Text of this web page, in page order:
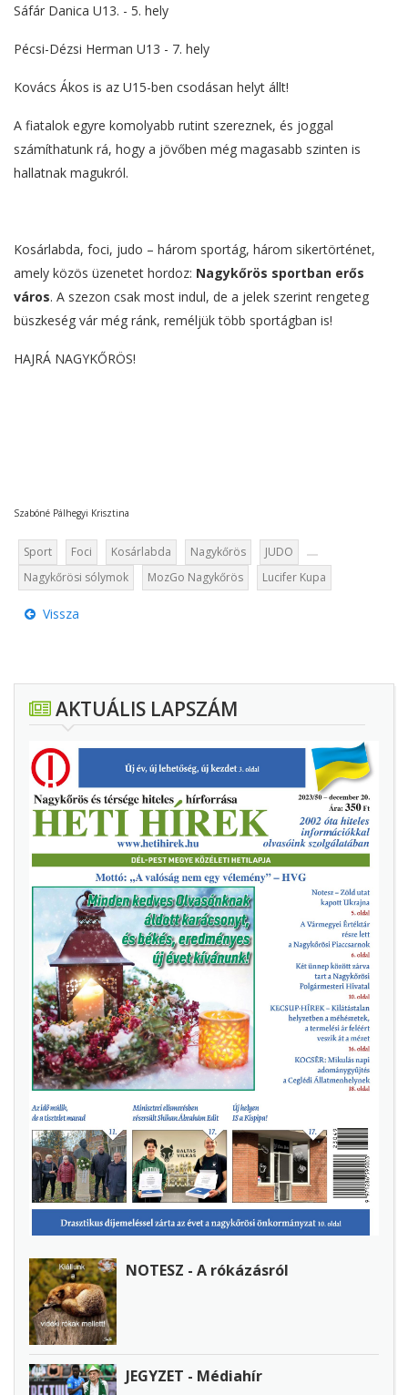
Sáfár Danica U13. - 5. hely
Pécsi-Dézsi Herman U13 - 7. hely
Kovács Ákos is az U15-ben csodásan helyt állt!
A fiatalok egyre komolyabb rutint szereznek, és joggal
számíthatunk rá, hogy a jövőben még magasabb szinten is
hallatnak magukról.
Kosárlabda, foci, judo – három sportág, három sikertörténet,
amely közös üzenetet hordoz: Nagykőrös sportban erős
város. A szezon csak most indul, de a jelek szerint rengeteg
büszkeség vár még ránk, reméljük több sportágban is!
HAJRÁ NAGYKŐRÖS!
Szabóné Pálhegyi Krisztina
Sport Foci Kosárlabda Nagykőrös
JUDO
Nagykőrösi sólymok
MozGo Nagykőrös Lucifer Kupa
Vissza
AKTUÁLIS LAPSZÁM
NOTESZ - A rókázásról
JEGYZET - Médiahír